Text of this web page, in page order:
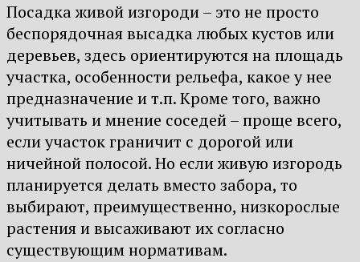
Посадка живой изгороди – это не просто
беспорядочная высадка любых кустов или
деревьев, здесь ориентируются на площадь
участка, особенности рельефа, какое у нее
предназначение и т.п. Кроме того, важно
учитывать и мнение соседей – проще всего,
если участок граничит с дорогой или
ничейной полосой. Но если живую изгородь
планируется делать вместо забора, то
выбирают, преимущественно, низкорослые
растения и высаживают их согласно
существующим нормативам.